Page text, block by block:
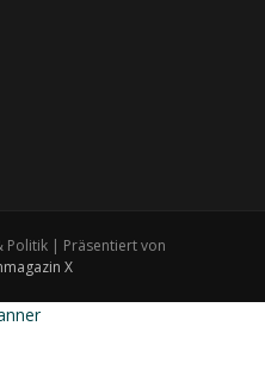
Politik | Präsentiert von
X